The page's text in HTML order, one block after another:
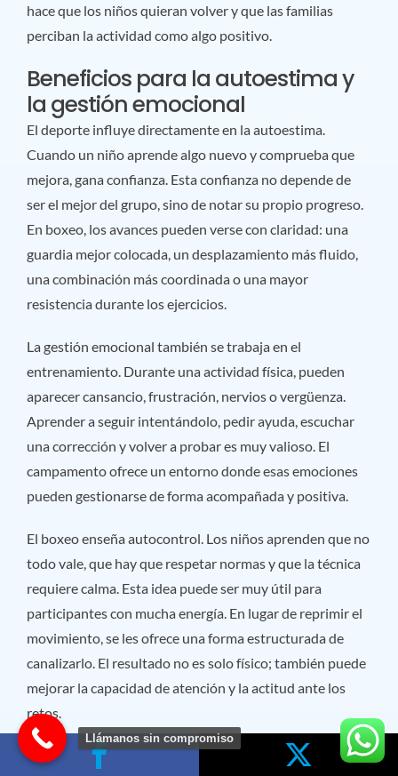
hace que los niños quieran volver y que las familias
perciban la actividad como algo positivo.
Beneficios para la autoestima y
la gestión emocional
El deporte influye directamente en la autoestima.
Cuando un niño aprende algo nuevo y comprueba que
mejora, gana confianza. Esta confianza no depende de
ser el mejor del grupo, sino de notar su propio progreso.
En boxeo, los avances pueden verse con claridad: una
guardia mejor colocada, un desplazamiento más fluido,
una combinación más coordinada o una mayor
resistencia durante los ejercicios.
La gestión emocional también se trabaja en el
entrenamiento. Durante una actividad física, pueden
aparecer cansancio, frustración, nervios o vergüenza.
Aprender a seguir intentándolo, pedir ayuda, escuchar
una corrección y volver a probar es muy valioso. El
campamento ofrece un entorno donde esas emociones
pueden gestionarse de forma acompañada y positiva.
El boxeo enseña autocontrol. Los niños aprenden que no
todo vale, que hay que respetar normas y que la técnica
requiere calma. Esta idea puede ser muy útil para
participantes con mucha energía. En lugar de reprimir el
movimiento, se les ofrece una forma estructurada de
canalizarlo. El resultado no es solo físico; también puede
mejorar la capacidad de atención y la actitud ante los
retos.
Centro Deportivo David de Arribas puede trabajar estos
Llámanos sin compromiso